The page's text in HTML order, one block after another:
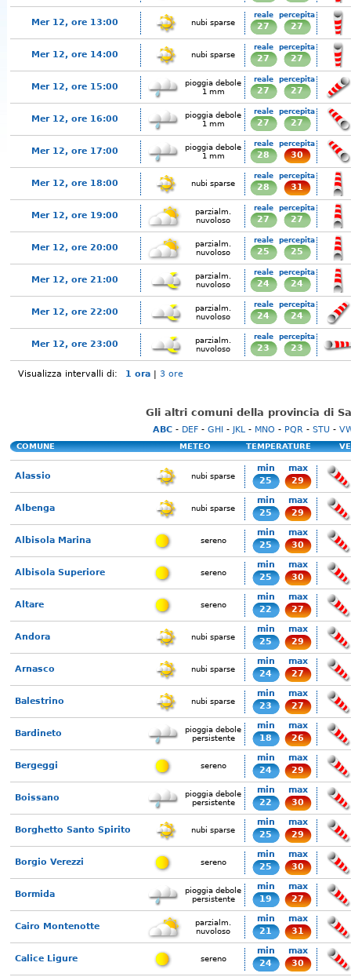
Mer 12, ore 13:00 nubi sparse
reale
27
percepita
27
Mer 12, ore 14:00 nubi sparse
reale
27
percepita
27
Mer 12, ore 15:00
pioggia debole
1 mm
reale
27
percepita
27
Mer 12, ore 16:00
pioggia debole
1 mm
reale
27
percepita
27
Mer 12, ore 17:00
pioggia debole
1 mm
reale
28
percepita
30
Mer 12, ore 18:00 nubi sparse
reale
28
percepita
31
Mer 12, ore 19:00
parzialm.
nuvoloso
reale
27
percepita
27
Mer 12, ore 20:00
parzialm.
nuvoloso
reale
25
percepita
25
Mer 12, ore 21:00
parzialm.
nuvoloso
reale
24
percepita
24
Mer 12, ore 22:00
parzialm.
nuvoloso
reale
24
percepita
24
Mer 12, ore 23:00
parzialm.
nuvoloso
reale
23
percepita
23
Visualizza intervalli di: 1 ora | 3 ore
Gli altri comuni della provincia di
ABC- DEF- GHI- JKL- MNO - PQR - STU -
COMUNE METEO TEMPERATURE
Alassio nubi sparse
min
25
max
29
Albenga nubi sparse
min
25
max
29
Albisola Marina sereno
min
25
max
30
Albisola Superiore sereno
min
25
max
30
Altare sereno
min
22
max
27
Andora nubi sparse
min
25
max
29
Arnasco nubi sparse
min
24
max
27
Balestrino nubi sparse
min
23
max
27
Bardineto
pioggia debole
persistente
min
18
max
26
Bergeggi sereno
min
24
max
29
Boissano
pioggia debole
persistente
min
22
max
30
Borghetto Santo Spirito nubi sparse
min
25
max
29
Borgio Verezzi sereno
min
25
max
30
Bormida
pioggia debole
persistente
min
19
max
27
Cairo Montenotte
parzialm.
nuvoloso
min
21
max
31
Calice Ligure sereno
min
24
max
30